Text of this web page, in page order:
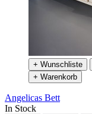
+ Wunschliste
+ Warenkorb
Angelicas Bett
In Stock